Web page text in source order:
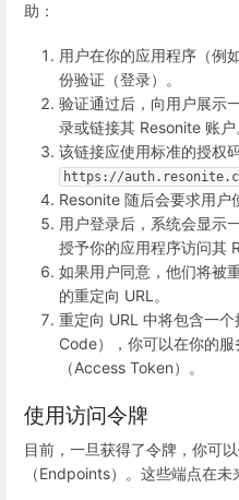
助：
用户在你的应用程序（例
份验证（登录）。
验证通过后，向用户展示
录或链接其 Resonite 账户
该链接应使用标准的授权
https://
Resonite 随后会要求用户
用户登录后，系统会显示
授予你的应用程序访问其
如果用户同意，他们将被
的重定向 URL。
重定向 URL 中将包含一
Code），你可以在你的
（Access Token）。
使用访问令牌
目前，一旦获得了令牌，你可
（Endpoints）。这些端点在未